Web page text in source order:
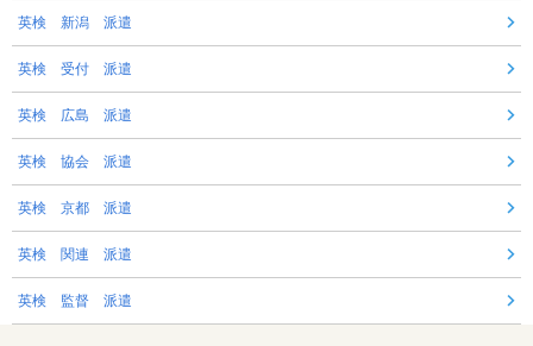
英検 新潟 派遣
英検 受付 派遣
英検 広島 派遣
英検 協会 派遣
英検 京都 派遣
英検 関連 派遣
英検 監督 派遣